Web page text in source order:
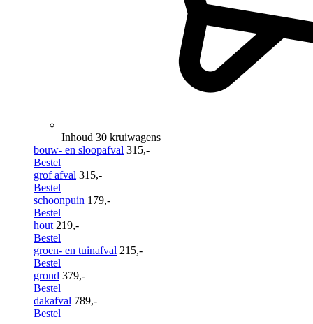
Inhoud 30 kruiwagens
bouw- en sloopafval 315,-
Bestel
grof afval 315,-
Bestel
schoonpuin 179,-
Bestel
hout 219,-
Bestel
groen- en tuinafval 215,-
Bestel
grond 379,-
Bestel
dakafval 789,-
Bestel